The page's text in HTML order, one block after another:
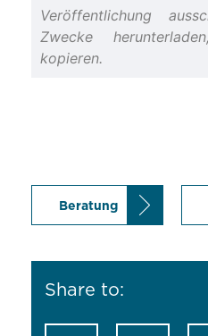
Veröffentlichung
Zwecke
kopieren.
Beratung
Share to: